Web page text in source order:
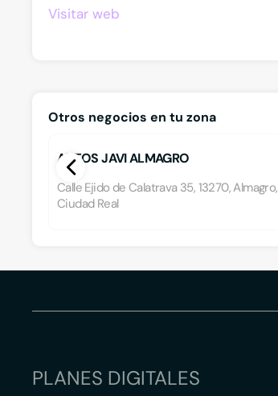
Visitar web
Otros negocios en tu zona
AUTOS JAVI ALMAGRO
Calle Ejido de Calatrava 35, 13270, Almagro,
Ciudad Real
PLANES DIGITALES